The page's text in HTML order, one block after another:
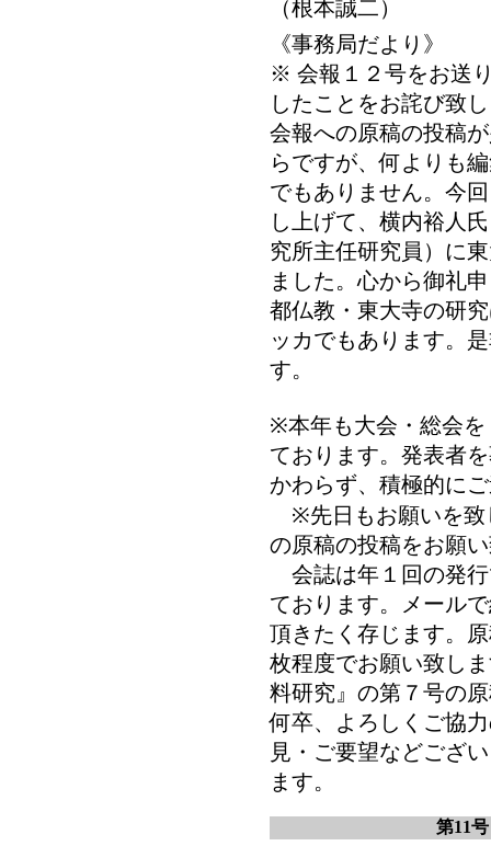
（根本誠二）
《事務局だより》
※ 会報１２号をお送
したことをお詫び
会報への原稿の投稿
らですが、何よりも
でもありません。今
し上げて、横内裕人
究所主任研究員）に
ました。心から御礼
都仏教・東大寺の研
ッカでもあります。
す。
※本年も大会・総会
ております。発表者
かわらず、積極的に
※先日もお願いを致
の原稿の投稿をお願
会誌は年１回の発
ております。メール
頂きたく存じます。
枚程度でお願い致し
料研究』の第７号の
何卒、よろしくご協
見・ご要望などござ
ます。
第11号